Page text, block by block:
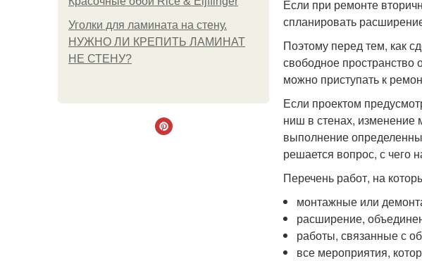
Уголки для ламината на стену.
НУЖНО ЛИ КРЕПИТЬ ЛАМИНАТ
НЕ СТЕНУ?
Если при ремонте
спланировать
Поэтому перед тем, как
свободное пространство
можно приступать к
Если проектом
ниш в стенах, изменение
выполнение
решается вопрос, с чего
Перечень работ, на
монтажные или
расширение,
работы, связанные с
все мероприятия,